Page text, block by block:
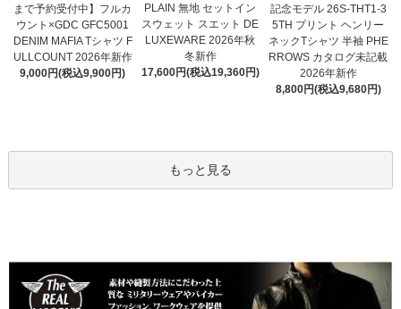
まで予約受付中】フルカ
ウント×GDC GFC5001
DENIM MAFIA Tシャツ F
ULLCOUNT 2026年新作
9,000円(税込9,900円)
PLAIN 無地 セットイン
スウェット スエット DE
LUXEWARE 2026年秋
冬新作
17,600円(税込19,360円)
記念モデル 26S-THT1-3
5TH プリント ヘンリー
ネックTシャツ 半袖 PHE
RROWS カタログ未記載
2026年新作
8,800円(税込9,680円)
もっと見る